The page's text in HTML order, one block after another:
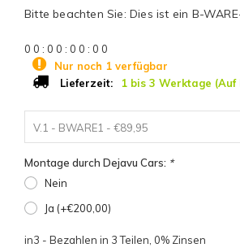
Bitte beachten Sie: Dies ist ein B-
0 0 : 0 0 : 0 0 : 0 0
Nur noch 1 verfügbar
Lieferzeit:
1 bis 3 Werktage (Auf
V.1 - BWARE1 - €89,95
Montage durch Dejavu Cars: *
Nein
Ja (+€200,00)
in3 - Bezahlen in 3 Teilen, 0% Zinsen